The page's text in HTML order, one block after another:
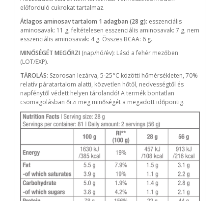
előforduló cukrokat tartalmaz.
Átlagos aminosav tartalom 1 adagban (28 g): esszenciális
aminosavak: 11 g, feltételesen esszenciális aminosavak: 7 g, nem
esszenciális aminosavak: 4 g. Összes BCAA: 6 g.
MINŐSÉGÉT MEGŐRZI (nap/hó/év): Lásd a fehér mezőben
(LOT/EXP).
TÁROLÁS: Szorosan lezárva, 5-25°C közötti hőmérsékleten, 70%
relatív páratartalom alatti, közvetlen hőtől, nedvességtől és
napfénytől védett helyen tárolandó! A termék bontatlan
csomagolásban őrzi meg minőségét a megadott időpontig.